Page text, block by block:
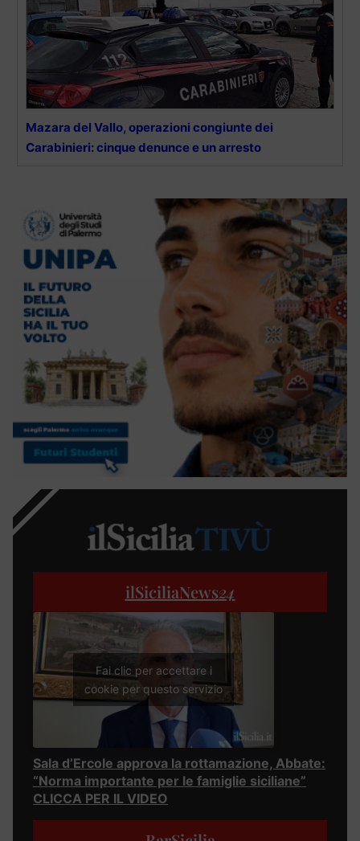
Mazara del Vallo, operazioni congiunte dei
Carabinieri: cinque denunce e un arresto
ilSiciliaNews24
Fai clic per accettare i
cookie per questo servizio
Sala d’Ercole approva la rottamazione, Abbate:
“Norma importante per le famiglie siciliane”
CLICCA PER IL VIDEO